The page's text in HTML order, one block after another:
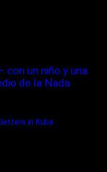
con un niño y una
de la Nada